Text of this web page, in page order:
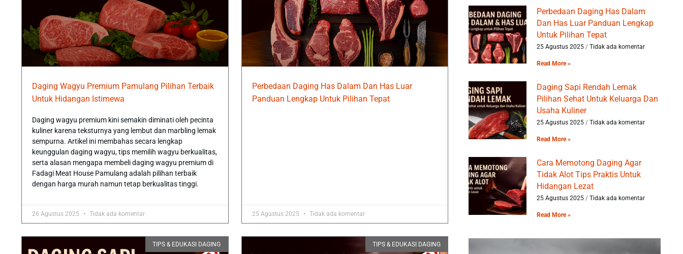
Daging Wagyu Premium Pamulang Pilihan Terbaik
Untuk Hidangan Istimewa
Daging wagyu premium kini semakin diminati oleh pecinta
kuliner karena teksturnya yang lembut dan marbling lemak
sempurna. Artikel ini membahas secara lengkap
keunggulan daging wagyu, tips memilih wagyu berkualitas,
serta alasan mengapa membeli daging wagyu premium di
Fadagi Meat House Pamulang adalah pilihan terbaik
dengan harga murah namun tetap berkualitas tinggi.
26 Agustus 2025 Tidak ada komentar
Perbedaan Daging Has Dalam Dan Has Luar
Panduan Lengkap Untuk Pilihan Tepat
25 Agustus 2025 Tidak ada komentar
TIPS & EDUKASI DAGING TIPS & EDUKASI DAGING
Perbedaan Daging Has Dalam
Dan Has Luar Panduan Lengkap
Untuk Pilihan Tepat
25 Agustus 2025 Tidak ada komentar
Read More »
Daging Sapi Rendah Lemak
Pilihan Sehat Untuk Keluarga Dan
Usaha Kuliner
25 Agustus 2025 Tidak ada komentar
Read More »
Cara Memotong Daging Agar
Tidak Alot Tips Praktis Untuk
Hidangan Lezat
25 Agustus 2025 Tidak ada komentar
Read More »